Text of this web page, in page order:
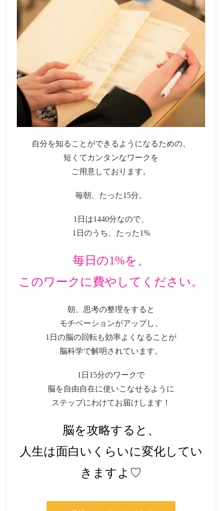
自分を知ることができるようになるための、
短くてカンタンなワークを
ご用意しております。
毎朝、たった15分。
1日は1440分なので、
1日のうち、たった1%
毎日の1%を、
このワークに費やしてください。
朝、思考の整理をすると
モチベーションがアップし、
1日の脳の回転も効率よくなることが
脳科学で解明されています。
1日15分のワークで
脳を自由自在に使いこなせるように
ステップにわけてお届けします！
脳を攻略すると、
人生は面白いくらいに変化してい
きますよ♡